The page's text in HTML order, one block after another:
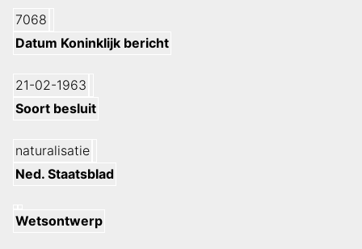
7068
Datum Koninklijk bericht
21-02-1963
Soort besluit
naturalisatie
Ned. Staatsblad
Wetsontwerp